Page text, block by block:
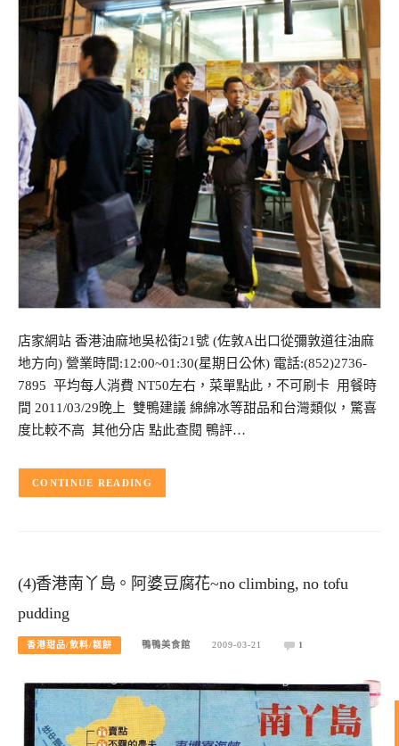
店家網站 香港油麻地吳松街21號 (佐敦A出口從彌敦道往油麻
地方向) 營業時間:12:00~01:30(星期日公休) 電話:(852)2736-
7895 平均每人消費 NT50左右，菜單點此，不可刷卡 用餐時
間 2011/03/29晚上 雙鴨建議 綿綿冰等甜品和台灣類似，驚喜
度比較不高 其他分店 點此查閱 鴨評…
CONTINUE READING
(4)香港南丫島。阿婆豆腐花~no climbing, no tofu
pudding
香港甜品/飲料/糕餅 鴨鴨美食館 2009-03-21 1